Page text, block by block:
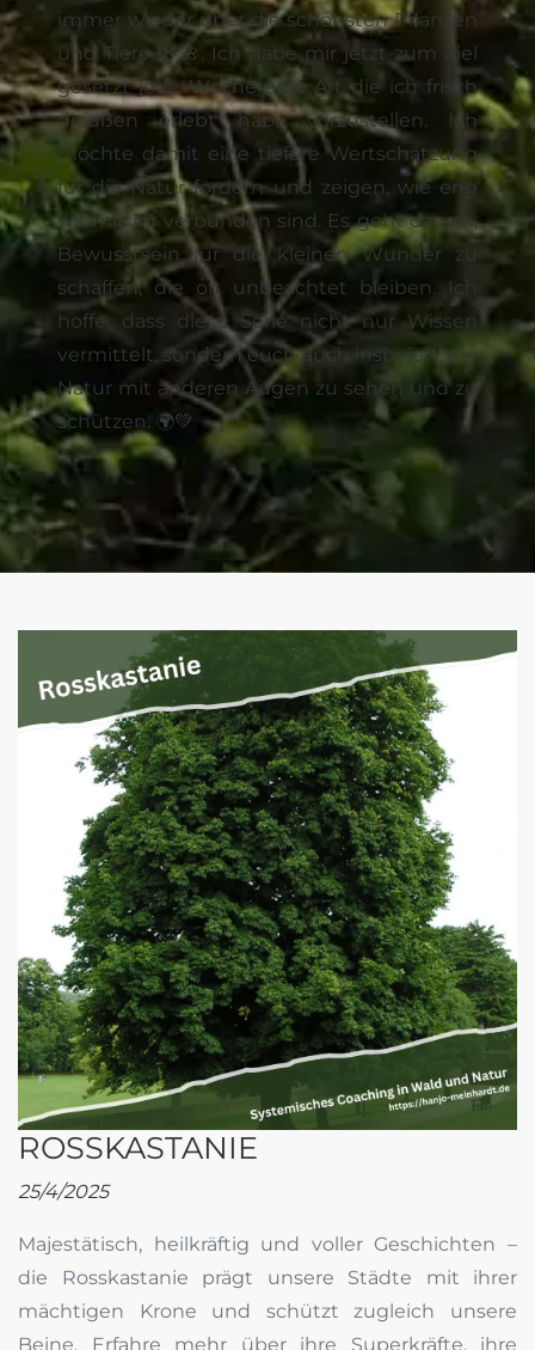
immer wieder über die schönsten Pflanzen
und Tiere 🌿🌺. Ich habe mir jetzt zum Ziel
gesetzt jede Woche eine Art die ich frisch
draußen erlebt habe vorzustellen. Ich
möchte damit eine tiefere Wertschätzung
für die Natur fördern und zeigen, wie eng
wir mit ihr verbunden sind. Es geht darum,
Bewusstsein für die kleinen Wunder zu
schaffen, die oft unbeachtet bleiben. Ich
hoffe, dass diese Serie nicht nur Wissen
vermittelt, sondern euch auch inspiriert, die
Natur mit anderen Augen zu sehen und zu
schützen. 🌍💚
ROSSKASTANIE
25/4/2025
Majestätisch, heilkräftig und voller Geschichten –
die Rosskastanie prägt unsere Städte mit ihrer
mächtigen Krone und schützt zugleich unsere
Beine. Erfahre mehr über ihre Superkräfte, ihre